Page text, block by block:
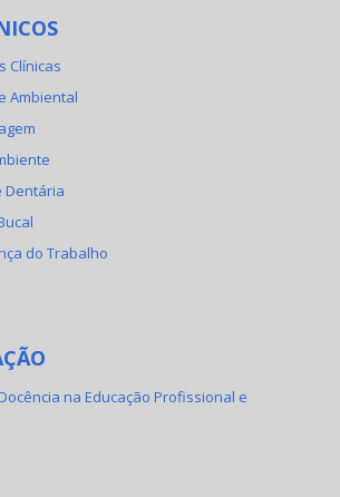
Clínicas
Ambiental
Dentária
do Trabalho
na Educação Profissional e